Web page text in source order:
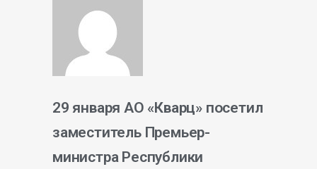
29 января АО «Кварц» посетил
заместитель Премьер-
министра Республики